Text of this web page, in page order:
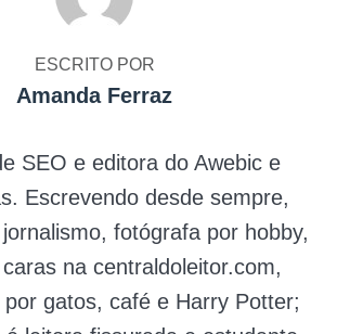
ESCRITO POR
Amanda Ferraz
SEO e editora do Awebic e
Escrevendo desde sempre,
fotógrafa por hobby,
na centraldoleitor.com,
por gatos, café e Harry Potter;